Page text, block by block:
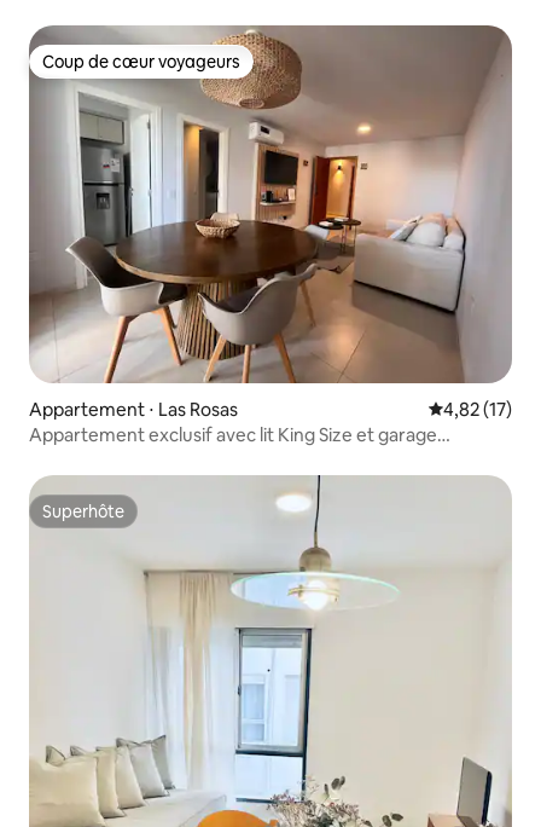
Coup de cœur voyageurs
Coup de cœur voyageurs
Appartement ⋅ Las Rosas Évaluation
4,82 (17)
Appartement exclusif avec lit King Size et garage
Superhôte
Superhôte